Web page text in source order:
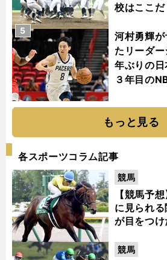
校はここだ
河村勇輝
たリーダ
年ぶりの
３年目の
5
もっと見る
各スポーツコラム記事
【競馬予
に見られ
が目をつ
競馬
競馬